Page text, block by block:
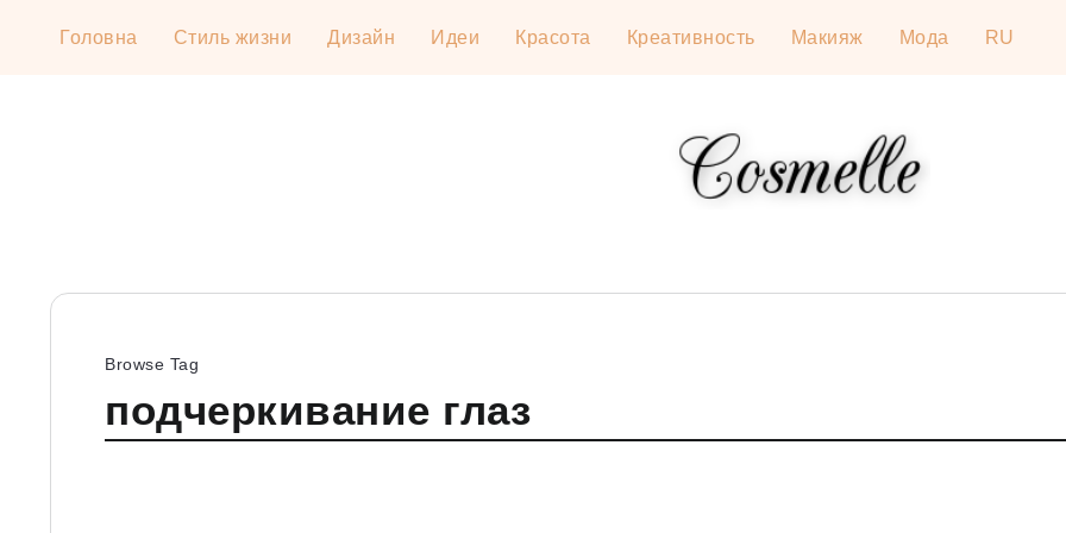
Головна Стиль жизни Дизайн Идеи Красота Креативность Макияж Мода RU
Browse Tag
подчеркивание глаз